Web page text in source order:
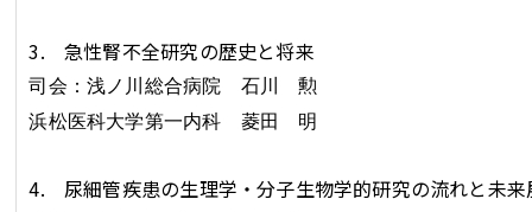
3. 急性腎不全研究の歴史と将来
司会：浅ノ川総合病院 石川 勲
浜松医科大学第一内科 菱田 明
4. 尿細管疾患の生理学・分子生物学的研究の流れと未来